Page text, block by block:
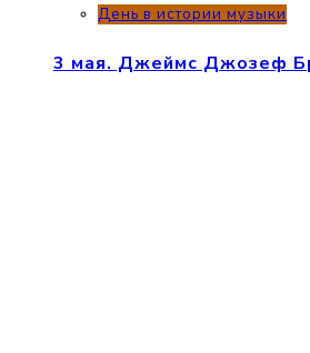
День в истории музыки
3 мая. Джеймс Джозеф